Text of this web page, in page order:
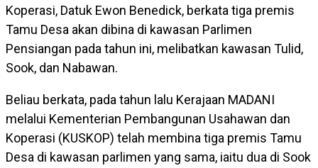
Koperasi, Datuk Ewon Benedick, berkata tiga premis
Tamu Desa akan dibina di kawasan Parlimen
Pensiangan pada tahun ini, melibatkan kawasan Tulid,
Sook, dan Nabawan.
Beliau berkata, pada tahun lalu Kerajaan MADANI
melalui Kementerian Pembangunan Usahawan dan
Koperasi (KUSKOP) telah membina tiga premis Tamu
Desa di kawasan parlimen yang sama, iaitu dua di Sook